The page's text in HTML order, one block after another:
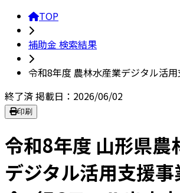
TOP
補助金 検索結果
令和8年度 農林水産業デジタル活
終了済掲載日：2026/06/02
印刷
令和8年度 山形県農
デジタル活用支援